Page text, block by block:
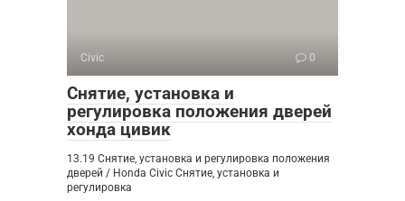
Civic 0
Снятие, установка и
регулировка положения дверей
хонда цивик
13.19 Снятие, установка и регулировка положения
дверей / Honda Civic Снятие, установка и
регулировка